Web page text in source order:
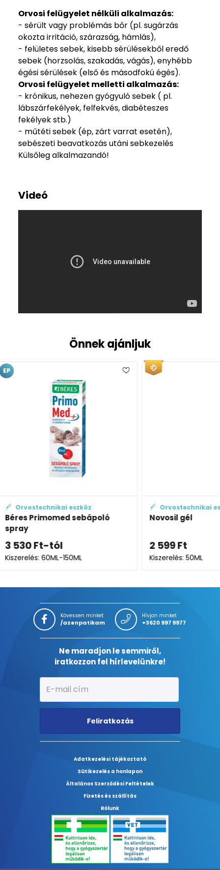
Orvosi felügyelet nélküli alkalmazás:
- sérült vagy problémás bőr (pl. sugárzás
okozta irritáció, szárazság, hámlás),
- felületes sebek, kisebb sérülésekből eredő
sebek (horzsolás, szakadás, vágás), enyhébb
égési sérülések (első és másodfokú égés).
Orvosi felügyelet melletti alkalmazás:
- krónikus, nehezen gyógyuló sebek ( pl.
lábszárfekélyek, felfekvés, diabéteszes
fekélyek stb.)
- műtéti sebek (ép, zárt varrat esetén),
sebészeti beavatkozás utáni sebkezelés
Külsőleg alkalmazandó!
Videó
Önnek ajánljuk
Orvostechnikai eszköz
Novosil gél
2 599
Kiszerelés: 50ML
Kövessen minket
/azenpatikam
Hívjon minket
+3620 997 9977
Ne maradjon le semmiről,
iratkozzon fel hírlevelünkre!
Feliratkozás
Adatkezelési tájékoztató
Sütikezelés a honlapon
Általános Szerződési Feltételek
Fizetés és szállítás
Rólunk